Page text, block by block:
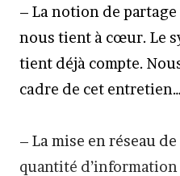
– La notion de
nous tient à cœur. Le
tient déjà compte.
cadre de cet entretien…
– La mise en réseau
quantité